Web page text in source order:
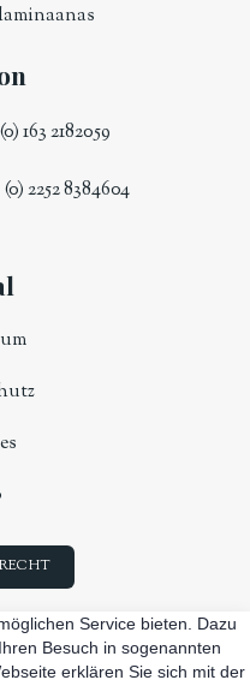
163 2182059
2252 8384604
Service bieten. Dazu
Besuch in sogenannten
erklären Sie sich mit der